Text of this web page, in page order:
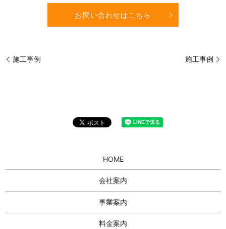
お問い合わせはこちら
施工事例 施工事例
HOME
会社案内
事業案内
料金案内